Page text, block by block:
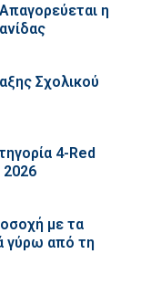
η
Σχολικού
4-Red
με τα
γύρω από τη